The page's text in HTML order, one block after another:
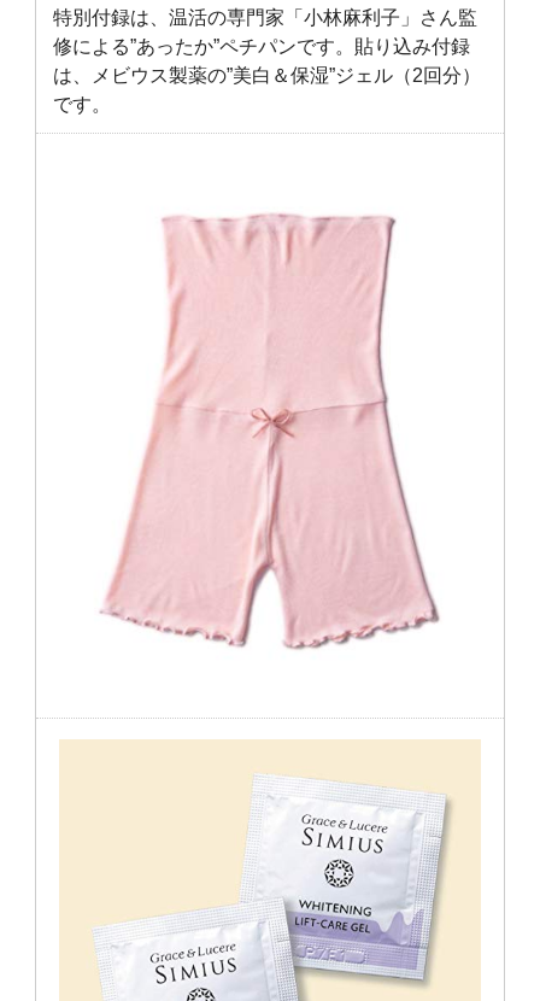
特別付録は、温活の専門家「小林麻利子」さん監
修による”あったか”ペチパンです。貼り込み付録
は、メビウス製薬の”美白＆保湿”ジェル（2回分）
です。